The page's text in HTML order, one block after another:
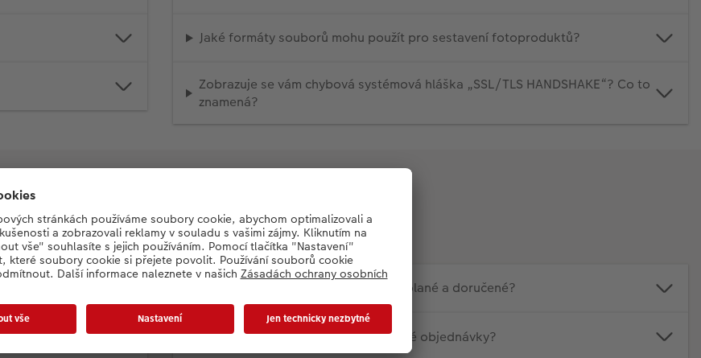
Jaké formáty souborů mohu použít pro sestavení fotoproduktů?
Zobrazuje se vám chybová systémová hláška „SSL/TLS HANDSHAKE“? Co to
znamená?
Dodání a reklamace
Jak rychle budou mé fotografie vyvolané a doručené?
Jak dlouho bude trvat zpracování mé objednávky?